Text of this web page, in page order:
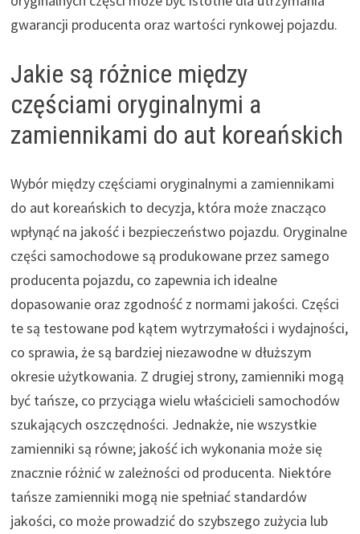
gwarancji producenta oraz wartości rynkowej pojazdu.
Jakie są różnice między
częściami oryginalnymi a
zamiennikami do aut koreańskich
Wybór między częściami oryginalnymi a zamiennikami
do aut koreańskich to decyzja, która może znacząco
wpłynąć na jakość i bezpieczeństwo pojazdu. Oryginalne
części samochodowe są produkowane przez samego
producenta pojazdu, co zapewnia ich idealne
dopasowanie oraz zgodność z normami jakości. Części
te są testowane pod kątem wytrzymałości i wydajności,
co sprawia, że są bardziej niezawodne w dłuższym
okresie użytkowania. Z drugiej strony, zamienniki mogą
być tańsze, co przyciąga wielu właścicieli samochodów
szukających oszczędności. Jednakże, nie wszystkie
zamienniki są równe; jakość ich wykonania może się
znacznie różnić w zależności od producenta. Niektóre
tańsze zamienniki mogą nie spełniać standardów
jakości, co może prowadzić do szybszego zużycia lub